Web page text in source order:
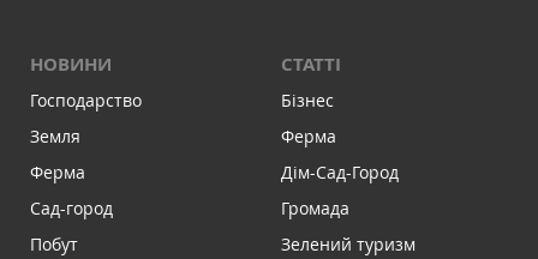
НОВИНИ
Господарство
Земля
Ферма
Сад-город
Побут
СТАТТІ
Бізнес
Ферма
Дім-Сад-Город
Громада
Зелений туризм